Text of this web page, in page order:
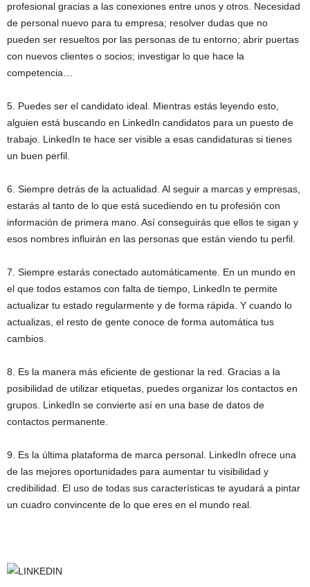
profesional gracias a las conexiones entre unos y otros. Necesidad
de personal nuevo para tu empresa; resolver dudas que no
pueden ser resueltos por las personas de tu entorno; abrir puertas
con nuevos clientes o socios; investigar lo que hace la
competencia…
5. Puedes ser el candidato ideal. Mientras estás leyendo esto,
alguien está buscando en LinkedIn candidatos para un puesto de
trabajo. LinkedIn te hace ser visible a esas candidaturas si tienes
un buen perfil.
6. Siempre detrás de la actualidad. Al seguir a marcas y empresas,
estarás al tanto de lo que está sucediendo en tu profesión con
información de primera mano. Así conseguirás que ellos te sigan y
esos nombres influirán en las personas que están viendo tu perfil.
7. Siempre estarás conectado automáticamente. En un mundo en
el que todos estamos con falta de tiempo, LinkedIn te permite
actualizar tu estado regularmente y de forma rápida. Y cuando lo
actualizas, el resto de gente conoce de forma automática tus
cambios.
8. Es la manera más eficiente de gestionar la red. Gracias a la
posibilidad de utilizar etiquetas, puedes organizar los contactos en
grupos. LinkedIn se convierte así en una base de datos de
contactos permanente.
9. Es la última plataforma de marca personal. LinkedIn ofrece una
de las mejores oportunidades para aumentar tu visibilidad y
credibilidad. El uso de todas sus características te ayudará a pintar
un cuadro convincente de lo que eres en el mundo real.